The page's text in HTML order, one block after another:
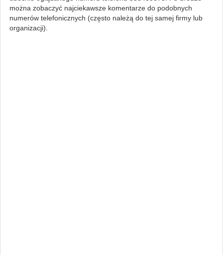
można zobaczyć najciekawsze komentarze do podobnych
numerów telefonicznych (często należą do tej samej firmy lub
organizacji).